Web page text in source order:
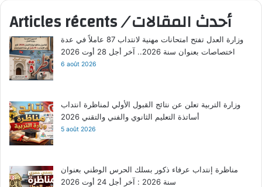
Articles récents/أحدث المقالات
وزارة العدل تفتح امتحانات مهنية لانتداب 87 عاملاً في عدة
اختصاصات بعنوان سنة 2026.. آخر أجل 28 أوت 2026
6 août 2026
وزارة التربية تعلن عن نتائج القبول الأولي لمناظرة انتداب
أساتذة التعليم الثانوي والفني والتقني 2026
5 août 2026
مناظرة إنتداب عرفاء ذكور بسلك الحرس الوطني بعنوان
سنة 2026 : آخر أجل 24 أوت 2026